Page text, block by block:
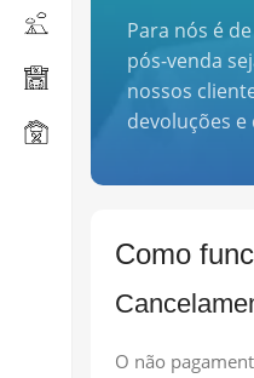
Para nós é
pós-venda
nossos
devoluções
Como
O não